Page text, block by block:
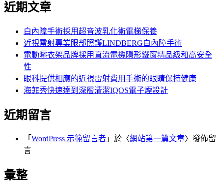
近期文章
白內障手術採用超音波乳化術電梯保養
近視雷射專業眼部照護LINDBERG白內障手術
電動曬衣架品牌採用直流電機隱形鐵窗精品級和高安全
性
眼科提供相應的近視雷射費用手術的眼睛保持健康
海菲秀快速達到深層清潔IQOS電子煙設計
近期留言
「 WordPress 示範留言者 」於〈網站第一篇文章〉發佈留
言
彙整